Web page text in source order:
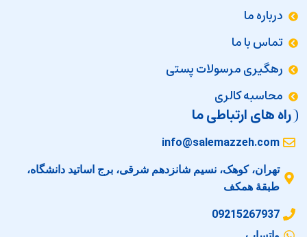
درباره ما
تماس با ما
رهگیری مرسولات پستی
محاسبه کالری
راه های ارتباطی ما
info@salemazzeh.com
تهران، کوهک، نسیم شانزدهم شرقی، برج اساتید دانشگاه،
طبقهٔ همکف
09215267937